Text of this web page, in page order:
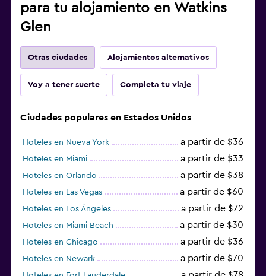
para tu alojamiento en Watkins
Glen
Otras ciudades Alojamientos alternativos
Voy a tener suerte Completa tu viaje
Ciudades populares en Estados Unidos
Hoteles en Nueva York a partir de $36
Hoteles en Miami a partir de $33
Hoteles en Orlando a partir de $38
Hoteles en Las Vegas a partir de $60
Hoteles en Los Ángeles a partir de $72
Hoteles en Miami Beach a partir de $30
Hoteles en Chicago a partir de $36
Hoteles en Newark a partir de $70